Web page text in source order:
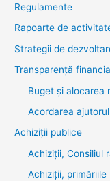
Regulamente
Rapoarte de
Strategii de
Transparenţă
Buget și alocarea
Acordarea
Achiziţii publice
Achiziții, Consiliul
Achiziții, primăriile